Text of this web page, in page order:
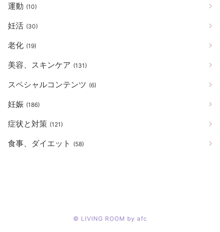
運動 (10)
妊活 (30)
老化 (19)
美容、スキンケア (131)
スペシャルコンテンツ (6)
妊娠 (186)
症状と対策 (121)
食事、ダイエット (58)
© LIVING ROOM by afc